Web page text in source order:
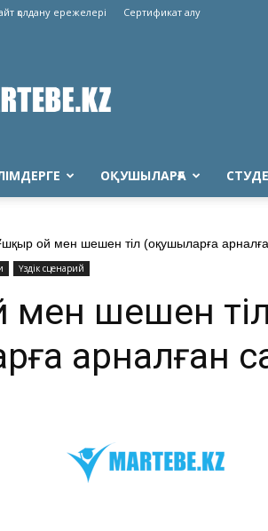
қолдану ережелері Сертификат алу
ОҚУШЫЛАРҒА
ой мен шешен тіл (оқушыларға
Үздік сценарий
мен шешен тіл
арналған